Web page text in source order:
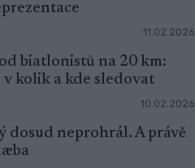
11.02.2026
biatlonistů na 20 km:
kolik a kde sledovat
10.02.2026
dosud neprohrál. A právě